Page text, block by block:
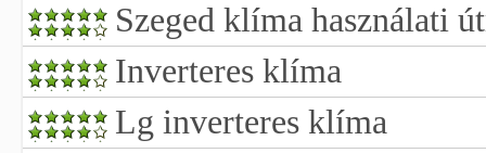
Szeged klíma használati
Inverteres klíma
Lg inverteres klíma